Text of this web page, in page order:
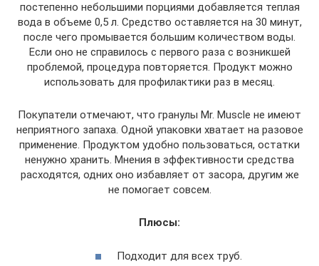
постепенно небольшими порциями добавляется теплая
вода в объеме 0,5 л. Средство оставляется на 30 минут,
после чего промывается большим количеством воды.
Если оно не справилось с первого раза с возникшей
проблемой, процедура повторяется. Продукт можно
использовать для профилактики раз в месяц.
Покупатели отмечают, что гранулы Mr. Muscle не имеют
неприятного запаха. Одной упаковки хватает на разовое
применение. Продуктом удобно пользоваться, остатки
ненужно хранить. Мнения в эффективности средства
расходятся, одних оно избавляет от засора, другим же
не помогает совсем.
Плюсы:
Подходит для всех труб.